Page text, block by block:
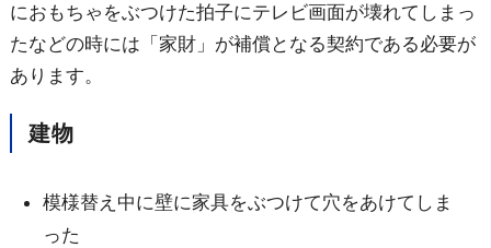
におもちゃをぶつけた拍子にテレビ画面が壊れてしまっ
たなどの時には「家財」が補償となる契約である必要が
あります。
建物
模様替え中に壁に家具をぶつけて穴をあけてしま
った